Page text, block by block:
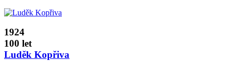
1924
100 let
Luděk Kopřiva